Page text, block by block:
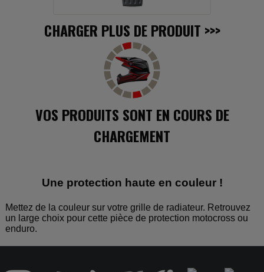
CHARGER PLUS DE PRODUIT >>>
VOS PRODUITS SONT EN COURS DE
CHARGEMENT
Une protection haute en couleur !
Mettez de la couleur sur votre grille de radiateur. Retrouvez
un large choix pour cette pièce de protection motocross ou
enduro.